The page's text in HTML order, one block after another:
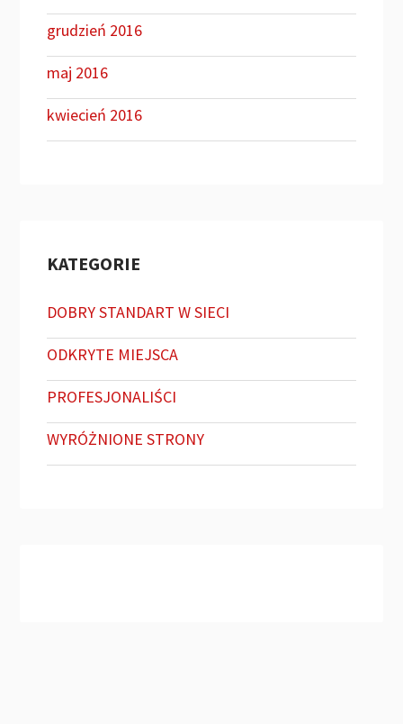
grudzień 2016
maj 2016
kwiecień 2016
KATEGORIE
DOBRY STANDART W SIECI
ODKRYTE MIEJSCA
PROFESJONALIŚCI
WYRÓŻNIONE STRONY